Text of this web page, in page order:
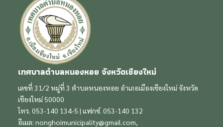
เทศบาลตำบลหนองหอย จังหวัดเชียงใหม่
เลขที่ 31/2 หมู่ที่ 3 ตำบลหนองหอย อำเภอเมืองเชียงใหม่ จังหวัด
เชียงใหม่ 50000
โทร. 053-140 134-5 | แฟกซ์. 053-140 132
อีเมล: nonghoimunicipality@gmail.com,